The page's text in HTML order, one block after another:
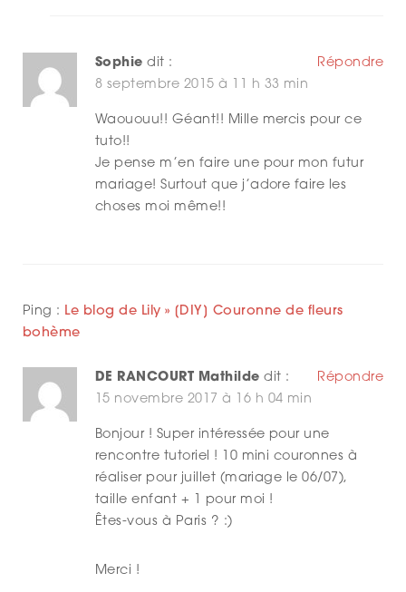
Sophie dit :
8 septembre 2015 à 11 h 33 min
Waououu!! Géant!! Mille mercis pour ce
tuto!!
Je pense m’en faire une pour mon futur
mariage! Surtout que j’adore faire les
choses moi même!!
Répondre
Ping : Le blog de Lily » [DIY] Couronne de fleurs
bohème
DE RANCOURT Mathilde dit :
15 novembre 2017 à 16 h 04 min
Bonjour ! Super intéressée pour une
rencontre tutoriel ! 10 mini couronnes à
réaliser pour juillet (mariage le 06/07),
taille enfant + 1 pour moi !
Êtes-vous à Paris ? :)
Merci !
Répondre